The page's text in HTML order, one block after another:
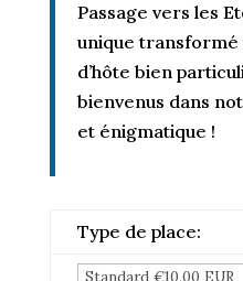
Passage vers les
unique transformé
d’hôte bien
bienvenus dans
et énigmatique !
Type de place: